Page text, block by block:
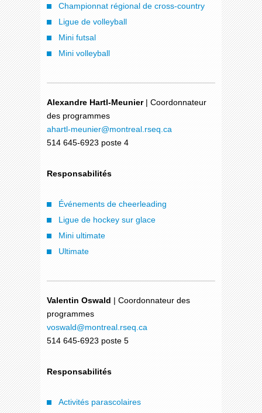
Championnat régional de cross-country
Ligue de volleyball
Mini futsal
Mini volleyball
Alexandre Hartl-Meunier| Coordonnateur
des programmes
ahartl-meunier@montreal.rseq.ca
514 645-6923 poste 4
Responsabilités
Événements de cheerleading
Ligue de hockey sur glace
Mini ultimate
Ultimate
Valentin Oswald | Coordonnateur des
programmes
voswald@montreal.rseq.ca
514 645-6923 poste 5
Responsabilités
Activités parascolaires